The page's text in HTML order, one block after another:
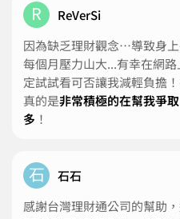
R
ReVerSi
因為缺乏理財觀念…導致身
每個月壓力山大...有幸在網
定試試看可否讓我減輕負擔
真的是非常積極的在幫我爭
多 ！
石
石石
感謝台灣理財通公司的幫助